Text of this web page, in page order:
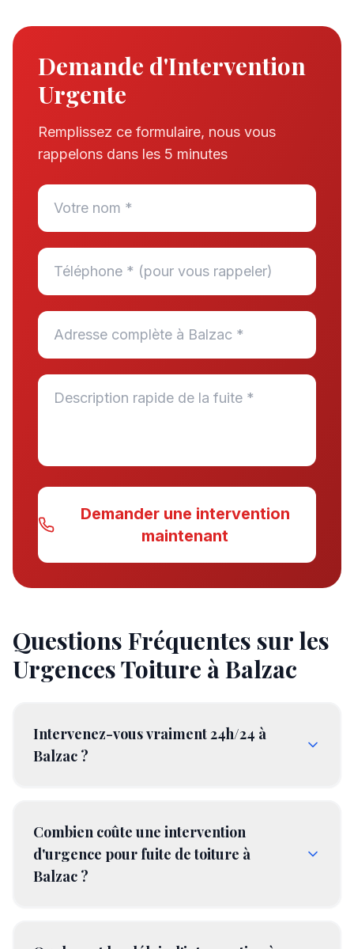
Demande d'Intervention
Urgente
Remplissez ce formulaire, nous vous
rappelons dans les 5 minutes
Demander une intervention
maintenant
Questions Fréquentes sur les
Urgences Toiture à Balzac
Intervenez-vous vraiment 24h/24 à
Balzac ?
Combien coûte une intervention
d'urgence pour fuite de toiture à
Balzac ?